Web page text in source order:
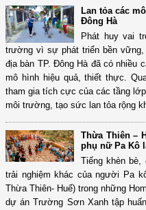
Lan tỏa các
Đông Hà
Phát huy vai
trường vì sự phát triển bền
địa bàn TP. Đông Hà đã có nhiều
mô hình hiệu quả, thiết thực.
tham gia tích cực của các tầng
môi trường, tạo sức lan tỏa rộng
Thừa Thiên –
phụ nữ Pa Kô
Tiếng khèn bè,
trải nghiệm khác của người Pa
Thừa Thiên- Huế) trong những
dự án Trường Sơn Xanh tập